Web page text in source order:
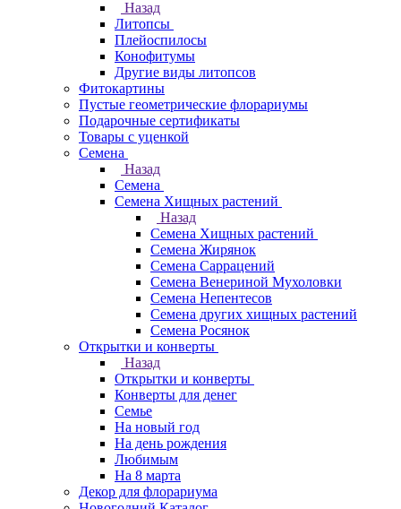
Назад
Литопсы
Плейоспилосы
Конофитумы
Другие виды литопсов
Фитокартины
Пустые геометрические флорариумы
Подарочные сертификаты
Товары с уценкой
Семена
Назад
Семена
Семена Хищных растений
Назад
Семена Хищных растений
Семена Жирянок
Семена Саррацений
Семена Венериной Мухоловки
Семена Непентесов
Семена других хищных растений
Семена Росянок
Открытки и конверты
Назад
Открытки и конверты
Конверты для денег
Семье
На новый год
На день рождения
Любимым
На 8 марта
Декор для флорариума